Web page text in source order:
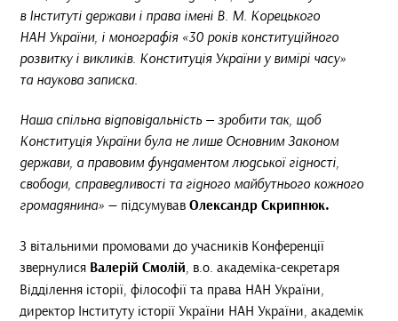
в Інституті держави і права імені В. М. Корецького
НАН України, і монографія «30 років конституційного
розвитку і викликів. Конституція України у вимірі часу»
та наукова записка.
Наша спільна відповідальність — зробити так, щоб
Конституція України була не лише Основним Законом
держави, а правовим фундаментом людської гідності,
свободи, справедливості та гідного майбутнього кожного
громадянина»— підсумувавОлександр Скрипнюк.
З вітальними промовами до учасників Конференції
звернулися Валерій Смолій, в.о. академіка-секретаря
Відділення історії, філософії та права НАН України,
директор Інституту історії України НАН України, академік